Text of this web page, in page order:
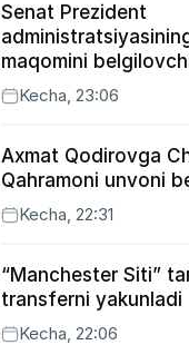
Senat Prezident
maqomini
konstitutsiyaviy
ma’qulladi
Kecha, 23:06
Axmat Qodirovga
Qahramoni unvoni
Kecha, 22:31
“Manchester Siti”
transferni yakunladi
Kecha, 22:06